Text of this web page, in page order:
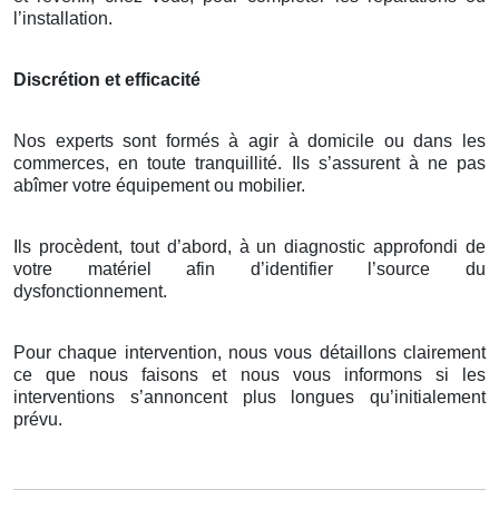
l’installation.
Discrétion et efficacité
Nos experts sont formés à agir à domicile ou dans les
commerces, en toute tranquillité. Ils s’assurent à ne pas
abîmer votre équipement ou mobilier.
Ils procèdent, tout d’abord, à un diagnostic approfondi de
votre matériel afin d’identifier l’source du
dysfonctionnement.
Pour chaque intervention, nous vous détaillons clairement
ce que nous faisons et nous vous informons si les
interventions s’annoncent plus longues qu’initialement
prévu.